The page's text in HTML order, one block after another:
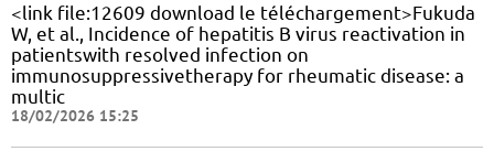
<link file:12609 download le téléchargement>Fukuda
W, et al., Incidence of hepatitis B virus reactivation in
patientswith resolved infection on
immunosuppressivetherapy for rheumatic disease: a
multic
18/02/2026 15:25